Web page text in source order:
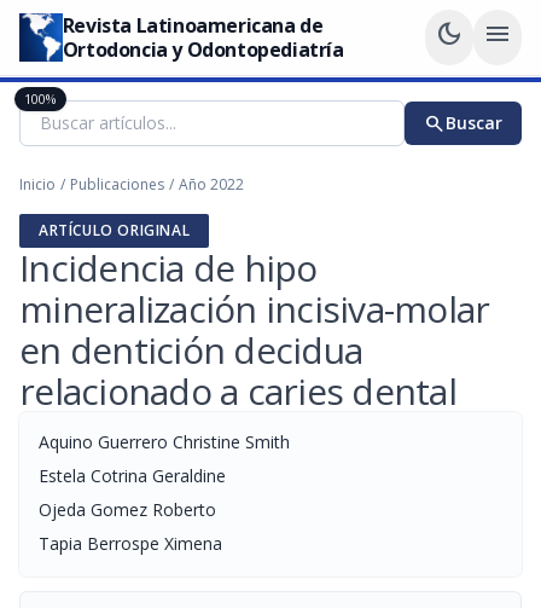
Revista Latinoamericana de
Ortodoncia y Odontopediatría
dark_mode menu
searchBuscar
Inicio / Publicaciones / Año 2022
ARTÍCULO ORIGINAL
Incidencia de hipo
mineralización incisiva-molar
en dentición decidua
relacionado a caries dental
Aquino Guerrero Christine Smith
Estela Cotrina Geraldine
Ojeda Gomez Roberto
Tapia Berrospe Ximena
100%